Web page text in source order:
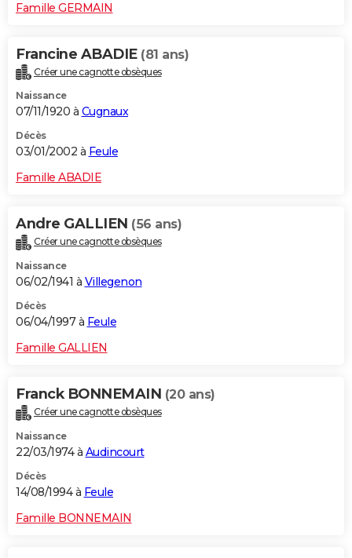
Famille GERMAIN
Francine ABADIE (81 ans)
Créer une cagnotte obsèques
Naissance
07/11/1920 à Cugnaux
Décès
03/01/2002 à Feule
Famille ABADIE
Andre GALLIEN (56 ans)
Créer une cagnotte obsèques
Naissance
06/02/1941 à Villegenon
Décès
06/04/1997 à Feule
Famille GALLIEN
Franck BONNEMAIN (20 ans)
Créer une cagnotte obsèques
Naissance
22/03/1974 à Audincourt
Décès
14/08/1994 à Feule
Famille BONNEMAIN